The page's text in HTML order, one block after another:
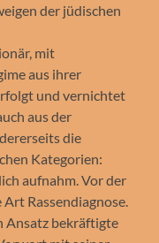
der jüdischen
mit
aus ihrer
und vernichtet
aus der
die
Kategorien:
aufnahm. Vor der
Rassendiagnose.
Ansatz bekräftigte